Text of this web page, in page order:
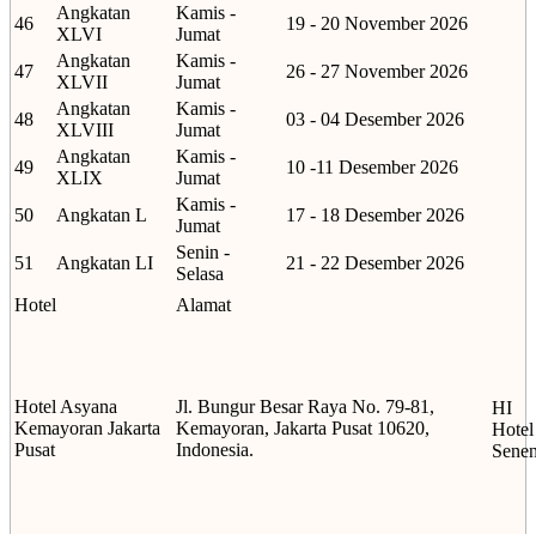
46
Angkatan
XLVI
Kamis -
Jumat
19 - 20 November 2026
47
Angkatan
XLVII
Kamis -
Jumat
26 - 27 November 2026
48
Angkatan
XLVIII
Kamis -
Jumat
03 - 04 Desember 2026
49
Angkatan
XLIX
Kamis -
Jumat
10 -11 Desember 2026
50 Angkatan L
Kamis -
Jumat
17 - 18 Desember 2026
51 Angkatan LI
Senin -
Selasa
21 - 22 Desember 2026
Hotel Alamat
Hotel Asyana
Kemayoran Jakarta
Pusat
Jl. Bungur Besar Raya No. 79-81,
Kemayoran, Jakarta Pusat 10620,
Indonesia.
HI
Hotel